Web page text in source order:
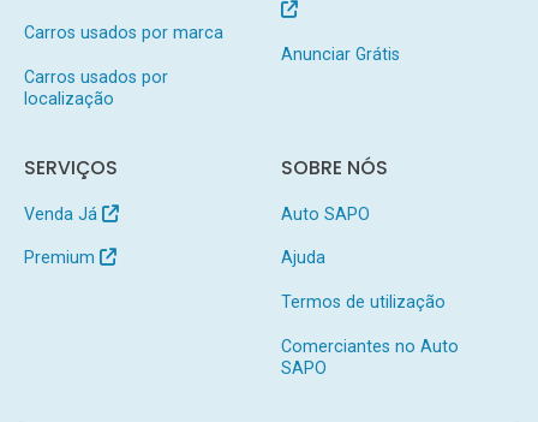
Carros usados por marca
Carros usados por
localização
Anunciar Grátis
SERVIÇOS
Venda Já
Premium
SOBRE NÓS
Auto SAPO
Ajuda
Termos de utilização
Comerciantes no Auto
SAPO